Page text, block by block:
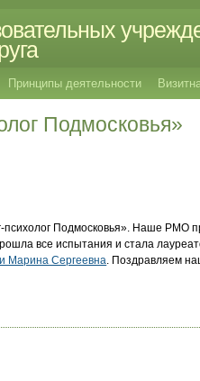
Принципы деятельности
Подмосковья»
психолог Подмосковья». Наше РМО
все испытания и стала
Марина Сергеевна. Поздравляем